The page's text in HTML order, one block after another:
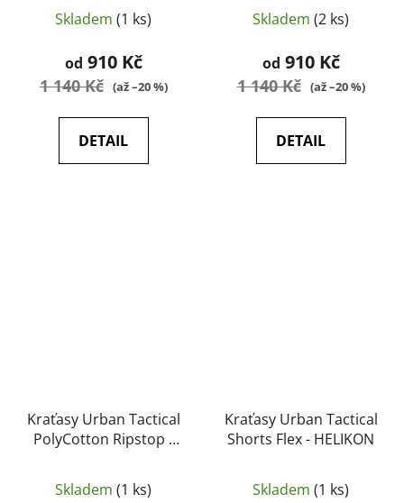
Skladem (1 ks)
od 910 Kč
1 140 Kč (až –20 %)
DETAIL
Skladem (2 ks)
od 910 Kč
1 140 Kč (až –20 %)
DETAIL
Kraťasy Urban Tactical
PolyCotton Ripstop -
Skladem (1 ks)
Kraťasy Urban Tactical
Shorts Flex - HELIKON
Skladem (1 ks)